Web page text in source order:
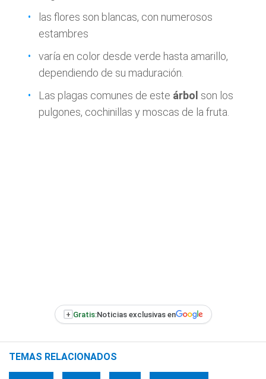
las flores son blancas, con numerosos
estambres
varía en color desde verde hasta amarillo,
dependiendo de su maduración.
Las plagas comunes de este árbol son los
pulgones, cochinillas y moscas de la fruta.
+ Gratis:Noticias exclusivas en
TEMAS RELACIONADOS